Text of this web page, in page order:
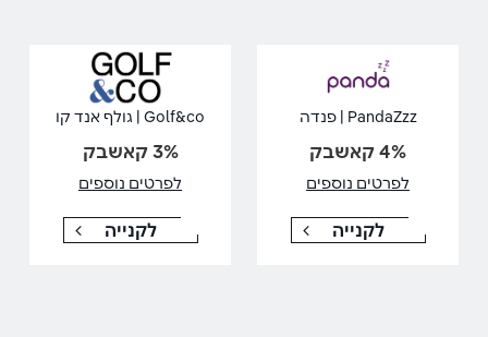
PandaZzz | פנדה
4% קאשבק
לפרטים נוספים
לקנייה
Golf&co | גולף אנד קו
3% קאשבק
לפרטים נוספים
לקנייה